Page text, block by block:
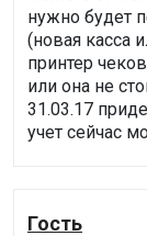
нужно будет
(новая касса
принтер
или она не
31.03.17
учет сейчас
Гость